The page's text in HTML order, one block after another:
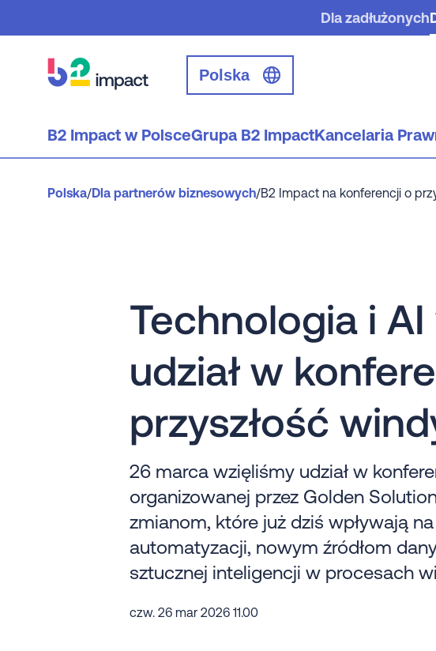
Dla zadłużonych
Polska
B2 Impact w PolsceGrupa B2 ImpactKancelaria
Polska/Dla partnerów biznesowych/B2 Impact na konferencji o
Technologia i
udział w
przyszłość
26 marca wzięliśmy udział w
organizowanej przez Golden
zmianom, które już dziś wpływają
automatyzacji, nowym źródłom
sztucznej inteligencji w procesach
czw. 26 mar 2026 11.00